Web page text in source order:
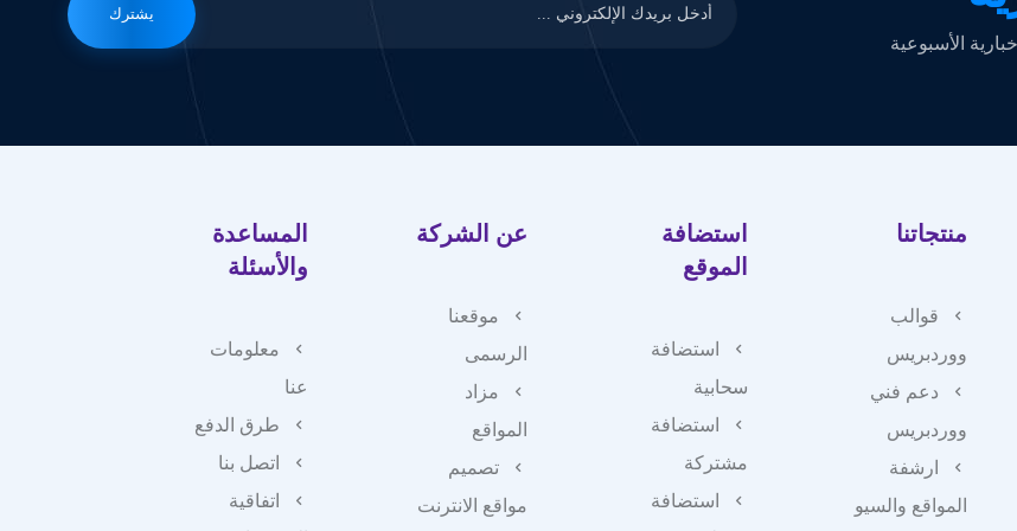
الأسبوعية
يشترك
منتجاتنا
قوالب
ووردبريس
دعم فني
ووردبريس
ارشفة
المواقع والسيو
استضافة
الموقع
استضافة
سحابية
استضافة
مشتركة
استضافة
عن الشركة
موقعنا
الرسمى
مزاد
المواقع
تصميم
مواقع الانترنت
المساعدة
والأسئلة
معلومات
عنا
طرق الدفع
اتصل بنا
اتفاقية